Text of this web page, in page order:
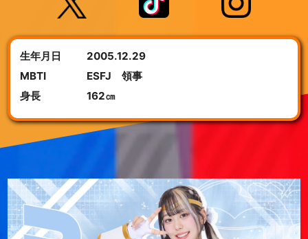
生年月日
2005.12.29
MBTI
ESFJ 領事
身長
162㎝